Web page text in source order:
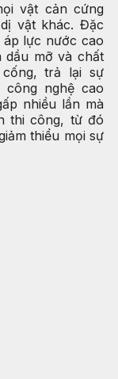
vật cản cứng
vật khác. Đặc
áp lực nước cao
dầu mỡ và chất
trả lại sự
công nghệ cao
nhiều lần mà
thi công, từ đó
thiểu mọi sự